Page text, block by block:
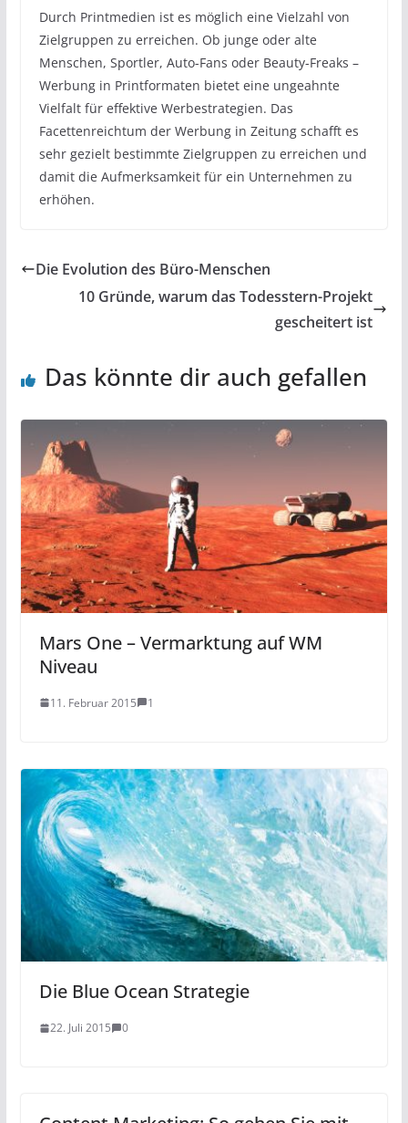
Durch Printmedien ist es möglich eine Vielzahl von
Zielgruppen zu erreichen. Ob junge oder alte
Menschen, Sportler, Auto-Fans oder Beauty-Freaks –
Werbung in Printformaten bietet eine ungeahnte
Vielfalt für effektive Werbestrategien. Das
Facettenreichtum der Werbung in Zeitung schafft es
sehr gezielt bestimmte Zielgruppen zu erreichen und
damit die Aufmerksamkeit für ein Unternehmen zu
erhöhen.
Die Evolution des Büro-Menschen
10 Gründe, warum das Todesstern-Projekt
gescheitert ist
Das könnte dir auch gefallen
Mars One – Vermarktung auf WM
Niveau
11. Februar 2015 1
Die Blue Ocean Strategie
22. Juli 2015 0